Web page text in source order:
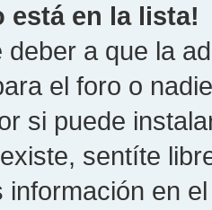
está en la lista!
deber a que la
el foro o
si puede
sentíte
información en